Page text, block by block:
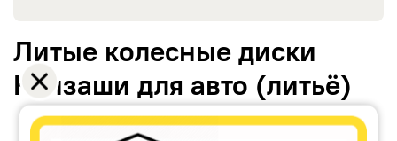
Литые колесные диски
Канзаши для авто (литьё)